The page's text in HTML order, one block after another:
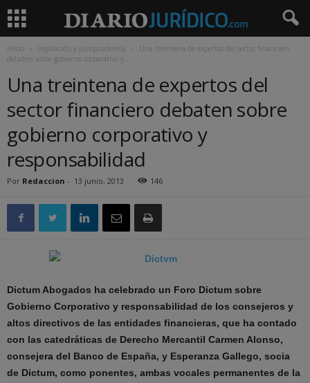
Inicio Legislación y jurisprudencia
Una treintena de expertos del sector financiero
debaten sobre gobierno corporativo y...
Una treintena de expertos del
sector financiero debaten sobre
gobierno corporativo y
responsabilidad
Por Redaccion - 13 junio, 2013 146
Dictum Abogados ha celebrado un Foro Dictum sobre
Gobierno Corporativo y responsabilidad de los consejeros y
altos directivos de las entidades financieras, que ha contado
con las catedráticas de Derecho Mercantil Carmen Alonso,
consejera del Banco de España, y Esperanza Gallego, socia
de Dictum, como ponentes, ambas vocales permanentes de la